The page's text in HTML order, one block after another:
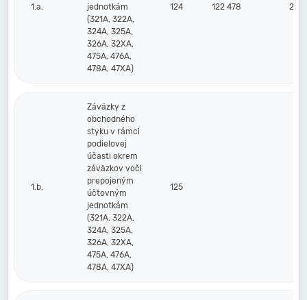
1.a.
jednotkám
(321A, 322A,
324A, 325A,
326A, 32XA,
475A, 476A,
478A, 47XA)
124 122 478 233
1.b.
Záväzky z
obchodného
styku v rámci
podielovej
účasti okrem
záväzkov voči
prepojeným
účtovným
jednotkám
(321A, 322A,
324A, 325A,
326A, 32XA,
475A, 476A,
478A, 47XA)
125